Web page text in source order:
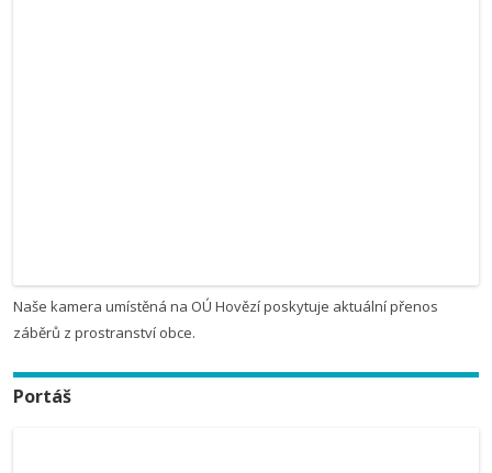
Naše kamera umístěná na OÚ Hovězí poskytuje aktuální přenos
záběrů z prostranství obce.
Portáš